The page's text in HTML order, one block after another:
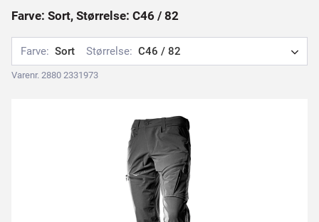
Farve: Sort, Størrelse: C46 / 82
Farve: Sort Størrelse: C46 / 82
Varenr. 2880 2331973